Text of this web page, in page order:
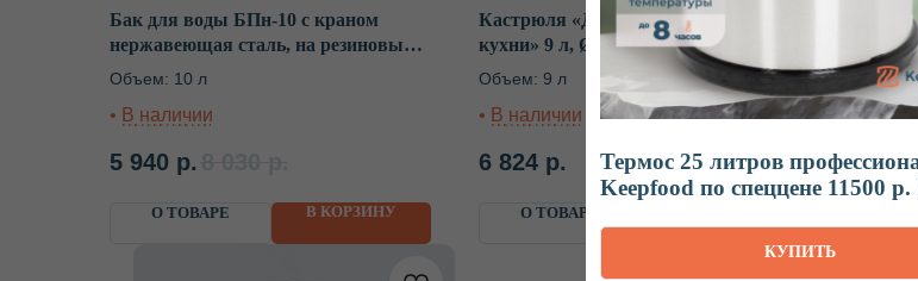
Термос 25 литров
Keepfood по спеццене 11500 р.
КУПИТЬ
Бак для воды БПн-10 с краном
нержавеющая сталь, на резиновых
ножках с подставкой
Объем: 10 л
5 940 р.
О ТОВАРЕ В КОРЗИНУ
Кастрюля «Для профессиональной
кухни» 9 л, Ø280 мм ТРС
Объем: 9 л
6 824 р.
О ТОВАРЕ
Объем:
11 415